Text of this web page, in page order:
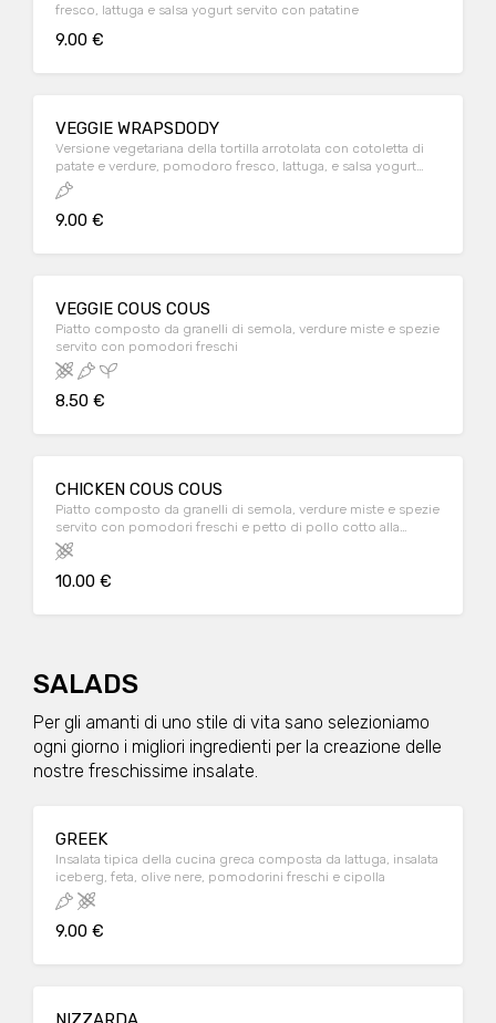
fresco, lattuga e salsa yogurt servito con patatine
9.00 €
VEGGIE WRAPSDODY
Versione vegetariana della tortilla arrotolata con cotoletta di
patate e verdure, pomodoro fresco, lattuga, e salsa yogurt
servito con patatine
9.00 €
VEGGIE COUS COUS
Piatto composto da granelli di semola, verdure miste e spezie
servito con pomodori freschi
8.50 €
CHICKEN COUS COUS
Piatto composto da granelli di semola, verdure miste e spezie
servito con pomodori freschi e petto di pollo cotto alla
piastra
10.00 €
SALADS
Per gli amanti di uno stile di vita sano selezioniamo
ogni giorno i migliori ingredienti per la creazione delle
nostre freschissime insalate.
GREEK
Insalata tipica della cucina greca composta da lattuga, insalata
iceberg, feta, olive nere, pomodorini freschi e cipolla
9.00 €